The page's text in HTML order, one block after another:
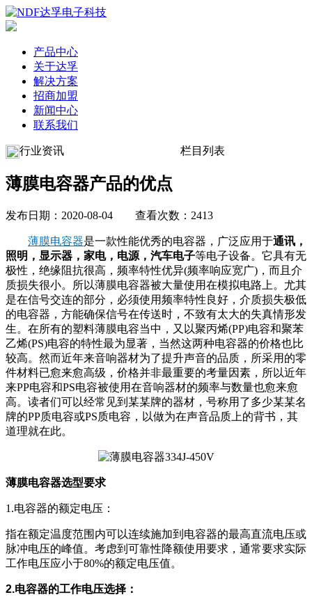
产品中心
关于达孚
解决方案
招商加盟
新闻中心
联系我们
行业资讯 栏目列表
薄膜电容器产品的优点
发布日期：2020-08-04 查看次数：2413
薄膜电容器是一款性能优秀的电容器，广泛应用于通讯，
照明，显示器，家电，电源，汽车电子等电子设备。它具有无
极性，绝缘阻抗很高，频率特性优异(频率响应宽广)，而且介
质损失很小。所以薄膜电容器被大量使用在模拟电路上。尤其
是在信号交连的部分，必须使用频率特性良好，介质损失极低
的电容器，方能确保信号在传送时，不致有太大的失真情形发
生。在所有的塑料薄膜电容当中，又以聚丙烯(PP)电容和聚苯
乙烯(PS)电容的特性最为显著，当然这两种电容器的价格也比
较高。然而近年来音响器材为了提升声音的品质，所采用的零
件材料已愈来愈高级，价格并非最重要的考量因素，所以近年
来PP电容和PS电容被使用在音响器材的频率与数量也愈来愈
高。读者们可以经常见到某某牌的器材，号称用了多少某某名
牌的PP质电容或PS质电容，以做为在声音品质上的背书，其
道理就在此。
薄膜电容器选型要求
1.电容器的额定电压：
指在额定温度范围内可以连续施加到电容器的最高直流电压或
脉冲电压的峰值。考虑到可靠性降额使用要求，通常要求实际
工作电压应小于80%的额定电压值。
2.电容器的工作电压选择：